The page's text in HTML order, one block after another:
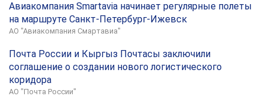
Авиакомпания Smartavia начинает регулярные полеты
на маршруте Санкт-Петербург-Ижевск
АО "Авиакомпания Смартавиа"
Почта России и Кыргыз Почтасы заключили
соглашение о создании нового логистического
коридора
АО "Почта России"